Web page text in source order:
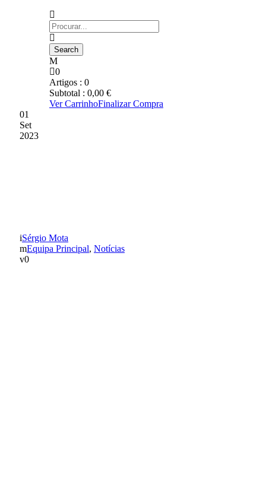
0
Artigos : 0
Subtotal : 0,00 €
Ver CarrinhoFinalizar Compra
01
Set
2023
Sérgio Mota
Equipa Principal, Notícias
0